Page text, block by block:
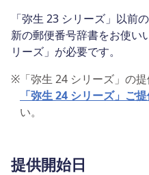
「弥生 23 シリーズ」以前
新の郵便番号辞書をお使い
リーズ」が必要です。
※ 「弥生 24 シリーズ」の
「弥生 24 シリーズ」ご
い。
提供開始日